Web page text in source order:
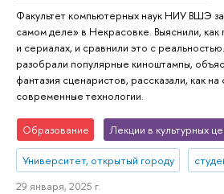
Факультет компьютерных наук НИУ ВШЭ
самом деле» в Некрасовке. Выяснили, как
и сериалах, и сравнили это с
разобрали популярные киноштампы,
фантазия сценаристов, рассказали, как
современные технологии.
Образование Лекции в культурных
Университет, открытый городу
29 января, 2025 г.